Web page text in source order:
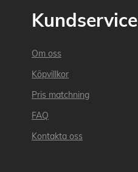
Kundservice
Om oss
Köpvillkor
Pris matchning
FAQ
Kontakta oss